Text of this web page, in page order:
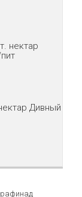
нектар
Дивный